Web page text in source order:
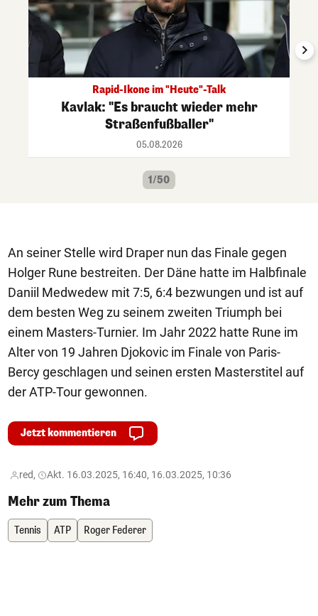
Rapid-Ikone im "Heute"-Talk
Kavlak: "Es braucht wieder mehr
Straßenfußballer"
05.08.2026
1/50
An seiner Stelle wird Draper nun das Finale gegen
Holger Rune bestreiten. Der Däne hatte im Halbfinale
Daniil Medwedew mit 7:5, 6:4 bezwungen und ist auf
dem besten Weg zu seinem zweiten Triumph bei
einem Masters-Turnier. Im Jahr 2022 hatte Rune im
Alter von 19 Jahren Djokovic im Finale von Paris-
Bercy geschlagen und seinen ersten Masterstitel auf
der ATP-Tour gewonnen.
Jetzt kommentieren
red, Akt. 16.03.2025, 16:40, 16.03.2025, 10:36
Mehr zum Thema
Tennis ATP Roger Federer